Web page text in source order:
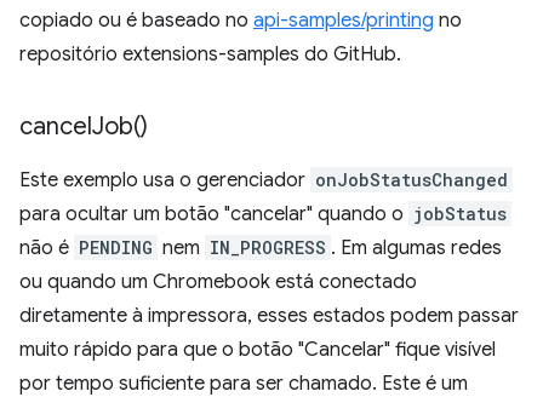
copiado ou é baseado no api-samples/printing no
repositório extensions-samples do GitHub.
cancelJob()
Este exemplo usa o gerenciador onJobStatusChanged
para ocultar um botão "cancelar" quando o jobStatus
não é PENDING nem IN_PROGRESS . Em algumas redes
ou quando um Chromebook está conectado
diretamente à impressora, esses estados podem passar
muito rápido para que o botão "Cancelar" fique visível
por tempo suficiente para ser chamado. Este é um